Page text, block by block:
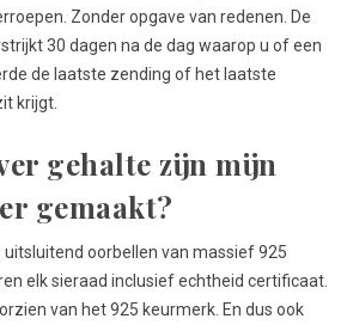
Zonder opgave van redenen. De
30 dagen na de dag waarop u of een
de laatste zending of het laatste
krijgt.
gehalte zijn mijn
gemaakt?
uitsluitend oorbellen van massief 925
elk sieraad inclusief echtheid certificaat.
van het 925 keurmerk. En dus ook